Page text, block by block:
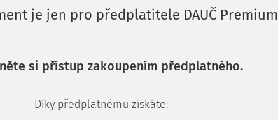
je jen pro předplatitele DAUČ Premium
si přístup zakoupením předplatného.
Díky předplatnému získáte: